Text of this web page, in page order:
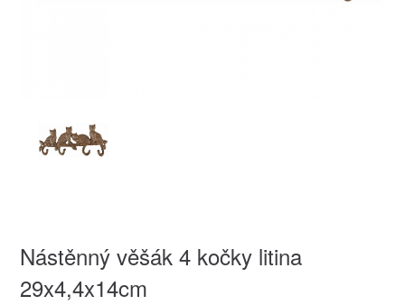
Nástěnný věšák 4 kočky litina
29x4,4x14cm